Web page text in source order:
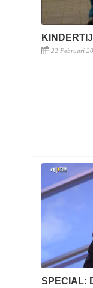
22 Februari
SPECIAL: